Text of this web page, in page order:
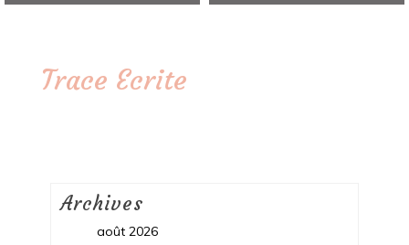
Trace Ecrite
Archives
août 2026